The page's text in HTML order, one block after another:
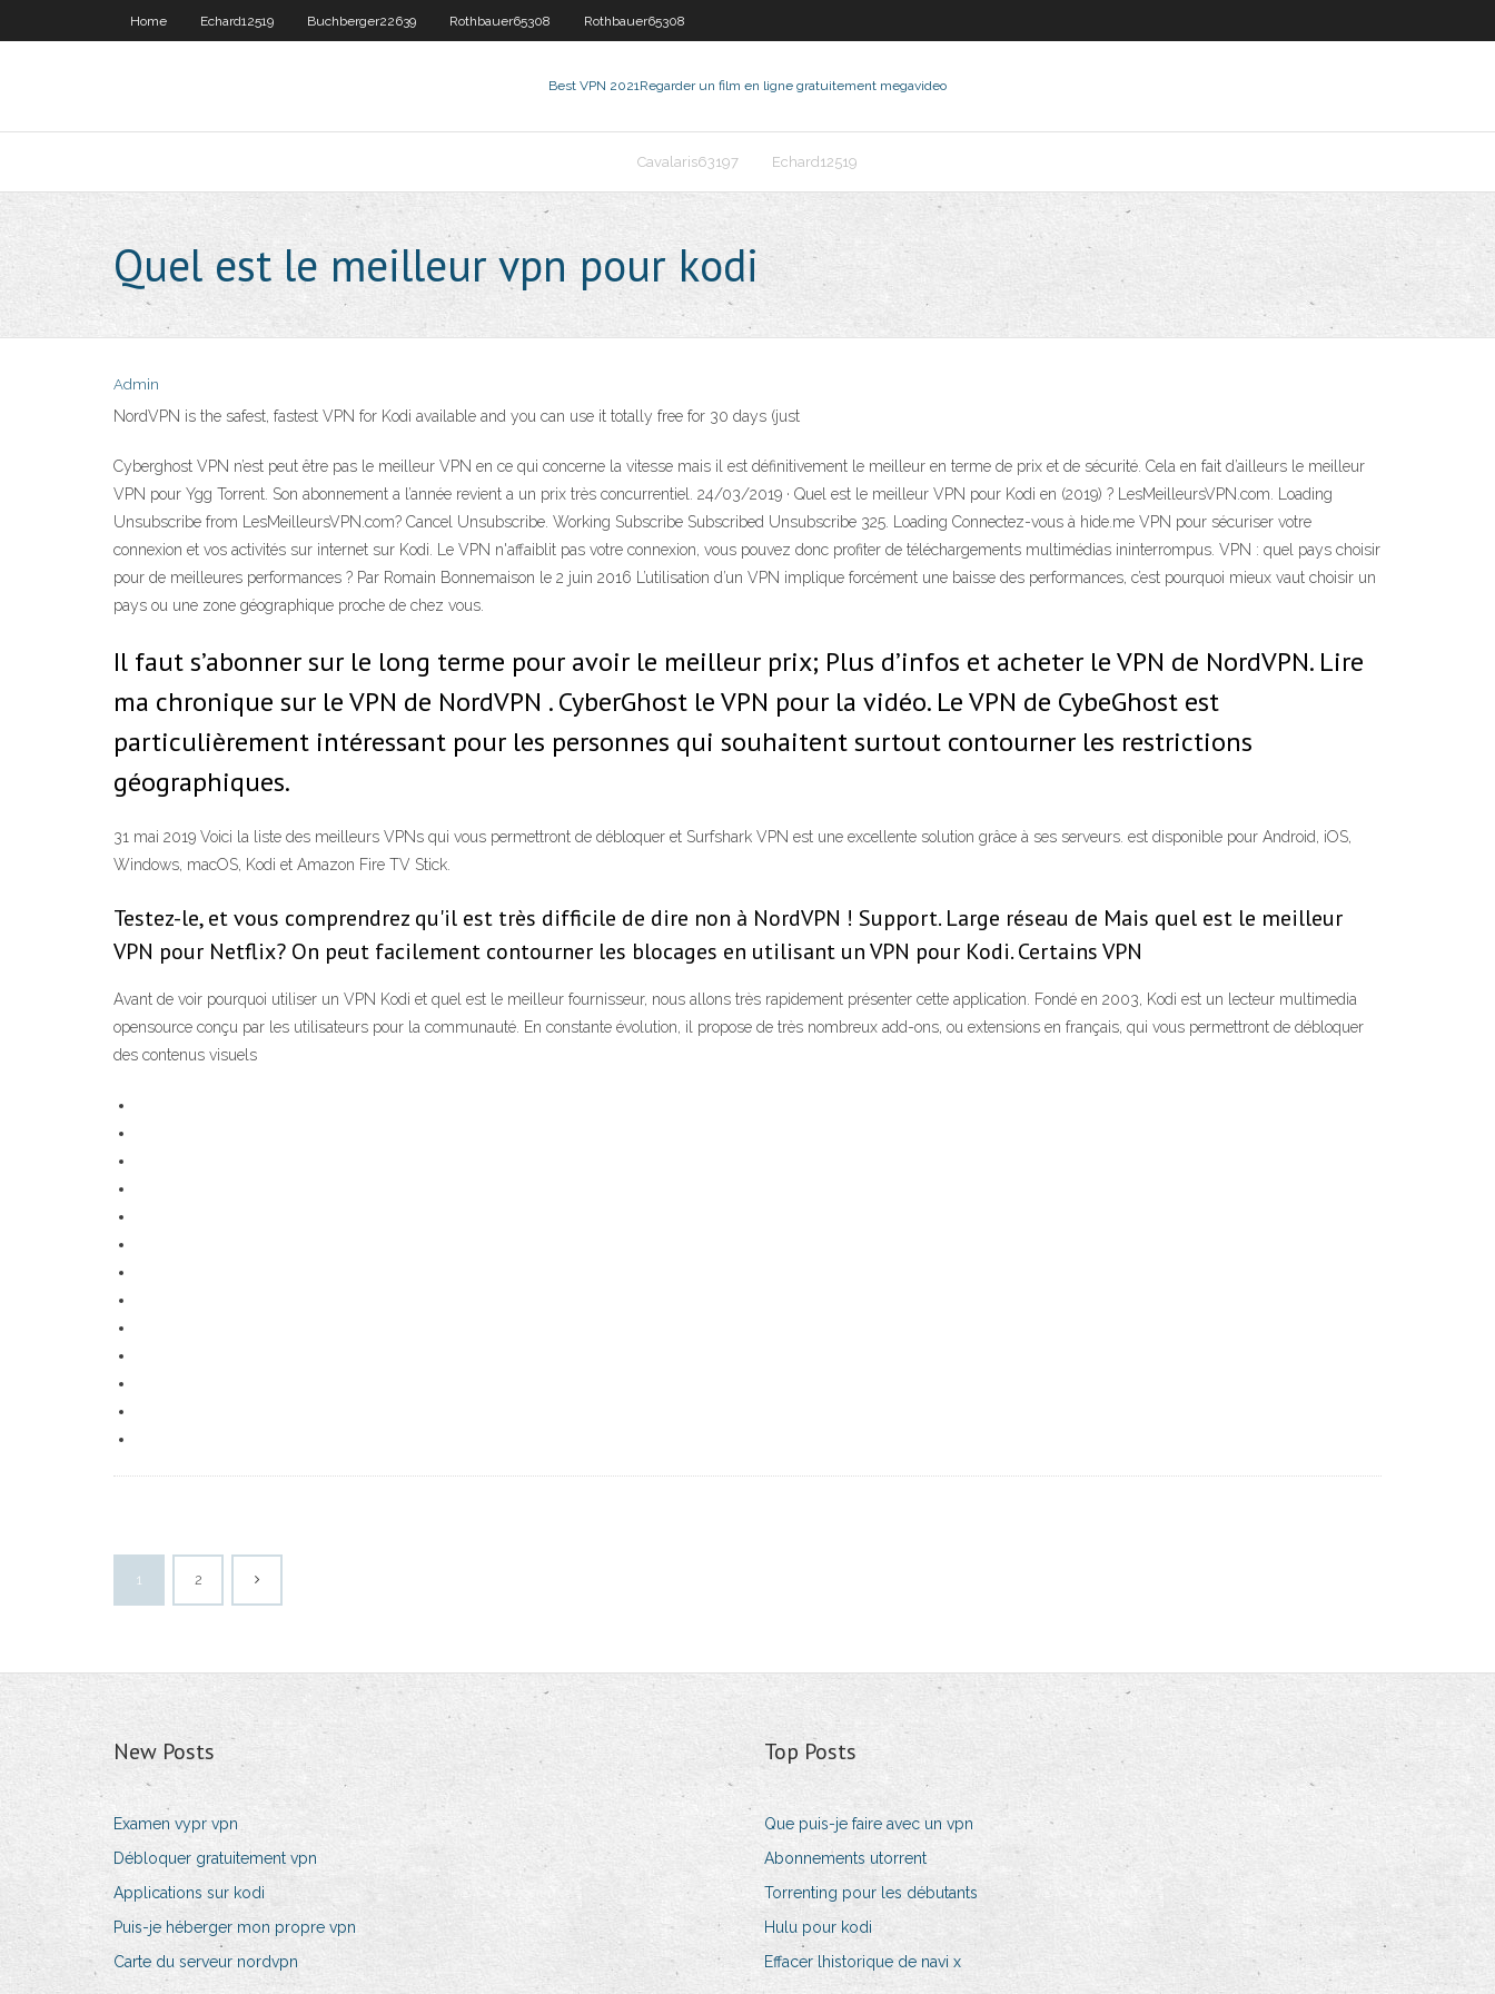
Home Echard12519 Buchberger22639 Rothbauer65308 Rothbauer65308
Best VPN 2021Regarder un film en ligne gratuitement megavideo
Cavalaris63197 Echard12519
Quel est le meilleur vpn pour kodi
Admin
NordVPN is the safest, fastest VPN for Kodi available and you can use it totally free for 30 days (just
Cyberghost VPN n’est peut être pas le meilleur VPN en ce qui concerne la vitesse mais il est définitivement le meilleur en terme de prix et de sécurité. Cela en fait d’ailleurs le meilleur
VPN pour Ygg Torrent. Son abonnement a l’année revient a un prix très concurrentiel. 24/03/2019 · Quel est le meilleur VPN pour Kodi en (2019) ? LesMeilleursVPN.com. Loading
Unsubscribe from LesMeilleursVPN.com? Cancel Unsubscribe. Working Subscribe Subscribed Unsubscribe 325. Loading Connectez-vous à hide.me VPN pour sécuriser votre
connexion et vos activités sur internet sur Kodi. Le VPN n'affaiblit pas votre connexion, vous pouvez donc profiter de téléchargements multimédias ininterrompus. VPN : quel pays choisir
pour de meilleures performances ? Par Romain Bonnemaison le 2 juin 2016 L’utilisation d’un VPN implique forcément une baisse des performances, c’est pourquoi mieux vaut choisir un
pays ou une zone géographique proche de chez vous.
Il faut s’abonner sur le long terme pour avoir le meilleur prix; Plus d’infos et acheter le VPN de NordVPN. Lire
ma chronique sur le VPN de NordVPN . CyberGhost le VPN pour la vidéo. Le VPN de CybeGhost est
particulièrement intéressant pour les personnes qui souhaitent surtout contourner les restrictions
géographiques.
31 mai 2019 Voici la liste des meilleurs VPNs qui vous permettront de débloquer et Surfshark VPN est une excellente solution grâce à ses serveurs. est disponible pour Android, iOS,
Windows, macOS, Kodi et Amazon Fire TV Stick.
Testez-le, et vous comprendrez qu'il est très difficile de dire non à NordVPN ! Support. Large réseau de Mais quel est le meilleur
VPN pour Netflix? On peut facilement contourner les blocages en utilisant un VPN pour Kodi. Certains VPN
Avant de voir pourquoi utiliser un VPN Kodi et quel est le meilleur fournisseur, nous allons très rapidement présenter cette application. Fondé en 2003, Kodi est un lecteur multimedia
opensource conçu par les utilisateurs pour la communauté. En constante évolution, il propose de très nombreux add-ons, ou extensions en français, qui vous permettront de débloquer
des contenus visuels
1 2
New Posts
Examen vypr vpn
Débloquer gratuitement vpn
Applications sur kodi
Puis-je héberger mon propre vpn
Carte du serveur nordvpn
Top Posts
Que puis-je faire avec un vpn
Abonnements utorrent
Torrenting pour les débutants
Hulu pour kodi
Effacer lhistorique de navi x